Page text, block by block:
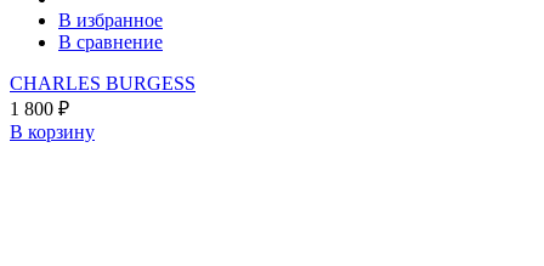
В избранное
В сравнение
CHARLES BURGESS
1 800 ₽
В корзину